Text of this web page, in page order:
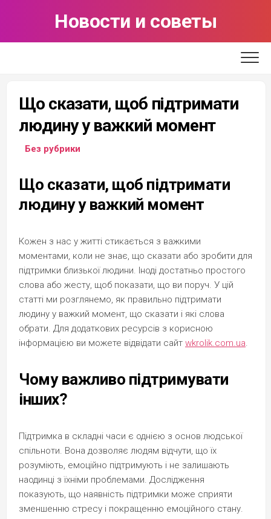
Новости и советы
Що сказати, щоб підтримати
людину у важкий момент
Без рубрики
Що сказати, щоб підтримати
людину у важкий момент
Кожен з нас у житті стикається з важкими
моментами, коли не знає, що сказати або зробити для
підтримки близької людини. Іноді достатньо простого
слова або жесту, щоб показати, що ви поруч. У цій
статті ми розглянемо, як правильно підтримати
людину у важкий момент, що сказати і які слова
обрати. Для додаткових ресурсів з корисною
інформацією ви можете відвідати сайт wkrolik.com.ua.
Чому важливо підтримувати
інших?
Підтримка в складні часи є однією з основ людської
спільноти. Вона дозволяє людям відчути, що їх
розуміють, емоційно підтримують і не залишають
наодинці з їхніми проблемами. Дослідження
показують, що наявність підтримки може сприяти
зменшенню стресу і покращенню емоційного стану.